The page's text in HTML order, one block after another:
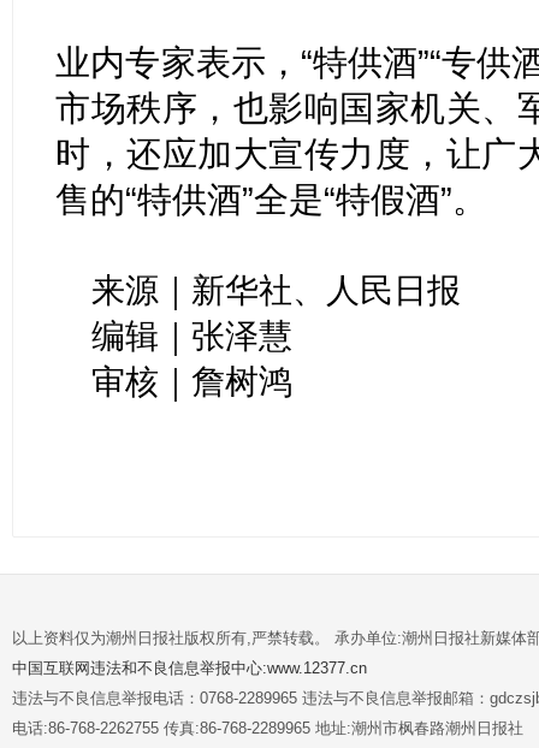
业内专家表示，“特供酒”“专供
市场秩序，也影响国家机关、
时，还应加大宣传力度，让广
售的“特供酒”全是“特假酒”。
来源｜新华社、人民日报
编辑｜张泽慧
审核｜詹树鸿
以上资料仅为潮州日报社版权所有,严禁转载。 承办单位:潮州日报社新媒体
中国互联网违法和不良信息举报中心:www.12377.cn
违法与不良信息举报电话：0768-2289965 违法与不良信息举报邮箱：
电话:86-768-2262755 传真:86-768-2289965 地址:潮州市枫春路潮州日报社